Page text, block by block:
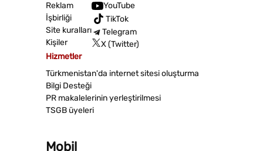
Reklam
İşbirliği
Site kuralları
Kişiler
YouTube
TikTok
Telegram
X (Twitter)
Hizmetler
Türkmenistan'da internet sitesi oluşturma
Bilgi Desteği
PR makalelerinin yerleştirilmesi
TSGB üyeleri
Mobil